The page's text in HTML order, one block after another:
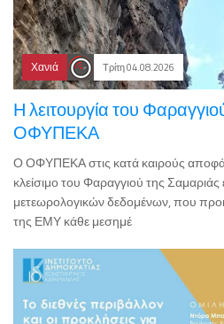
Χανιά Τρίτη 04.08.2026
Η λειτουργία του
ΟΦΥΠΕΚΑ
Ο ΟΦΥΠΕΚΑ στις κατά καιρούς
κλείσιμο του Φαραγγιού της Σαμαριάς
μετεωρολογικών δεδομένων, που
της ΕΜΥ κάθε μεσημέ